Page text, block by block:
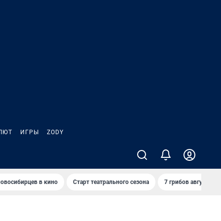
ИГРЫ ZODY
в кино Старт театрального сезона 7 грибов августа